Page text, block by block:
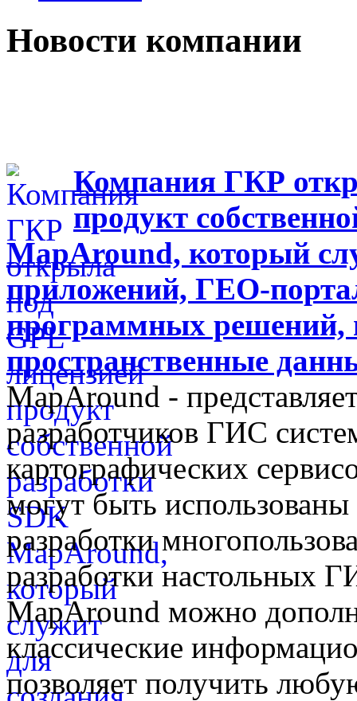
Новости компании
Компания ГКР
продукт
MapAround, который
приложений, ГЕО-
программных решений,
пространственные
MapAround -
разработчиков ГИС
картографических
могут быть
разработки
разработки
MapAround можно
классические
позволяет получить